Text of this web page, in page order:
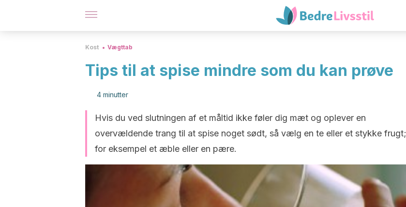
Kost Vægttab
Tips til at spise mindre som du kan prøve
4 minutter
Hvis du ved slutningen af ​​et måltid ikke føler dig mæt og oplever en
overvældende trang til at spise noget sødt, så vælg en te eller et stykke frugt;
for eksempel et æble eller en pære.